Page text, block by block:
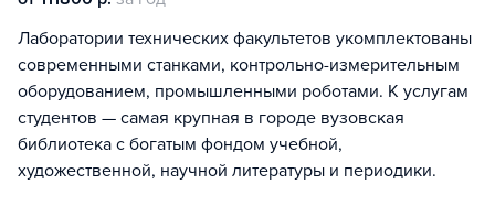
Лаборатории технических факультетов укомплектованы
современными станками, контрольно-измерительным
оборудованием, промышленными роботами. К услугам
студентов — самая крупная в городе вузовская
библиотека с богатым фондом учебной,
художественной, научной литературы и периодики.